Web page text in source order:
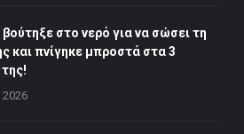
στο νερό για να σώσει τη
και πνίγηκε μπροστά στα 3
2026